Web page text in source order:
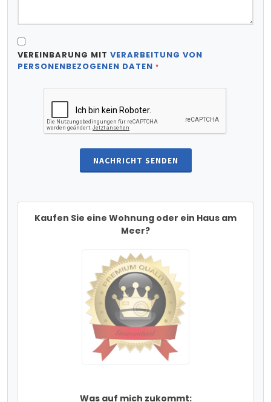
VEREINBARUNG MIT VERARBEITUNG VON
PERSONENBEZOGENEN DATEN *
NACHRICHT SENDEN
Kaufen Sie eine Wohnung oder ein Haus am
Meer?
Was auf mich zukommt: